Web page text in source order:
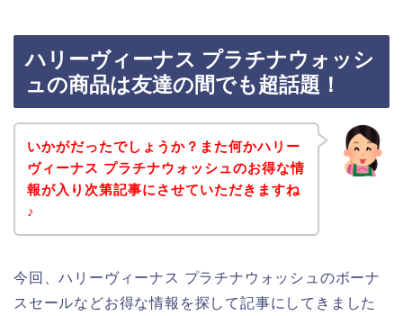
ハリーヴィーナス プラチナウォッシ
ュの商品は友達の間でも超話題！
いかがだったでしょうか？また何かハリー
ヴィーナス プラチナウォッシュのお得な情
報が入り次第記事にさせていただきますね
♪
今回、ハリーヴィーナス プラチナウォッシュのボーナ
スセールなどお得な情報を探して記事にしてきました